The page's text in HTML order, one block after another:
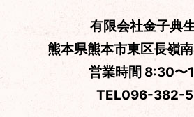
有限会社金子典
熊本県熊本市東区長嶺
営業時間 8:30〜
TEL096-382-